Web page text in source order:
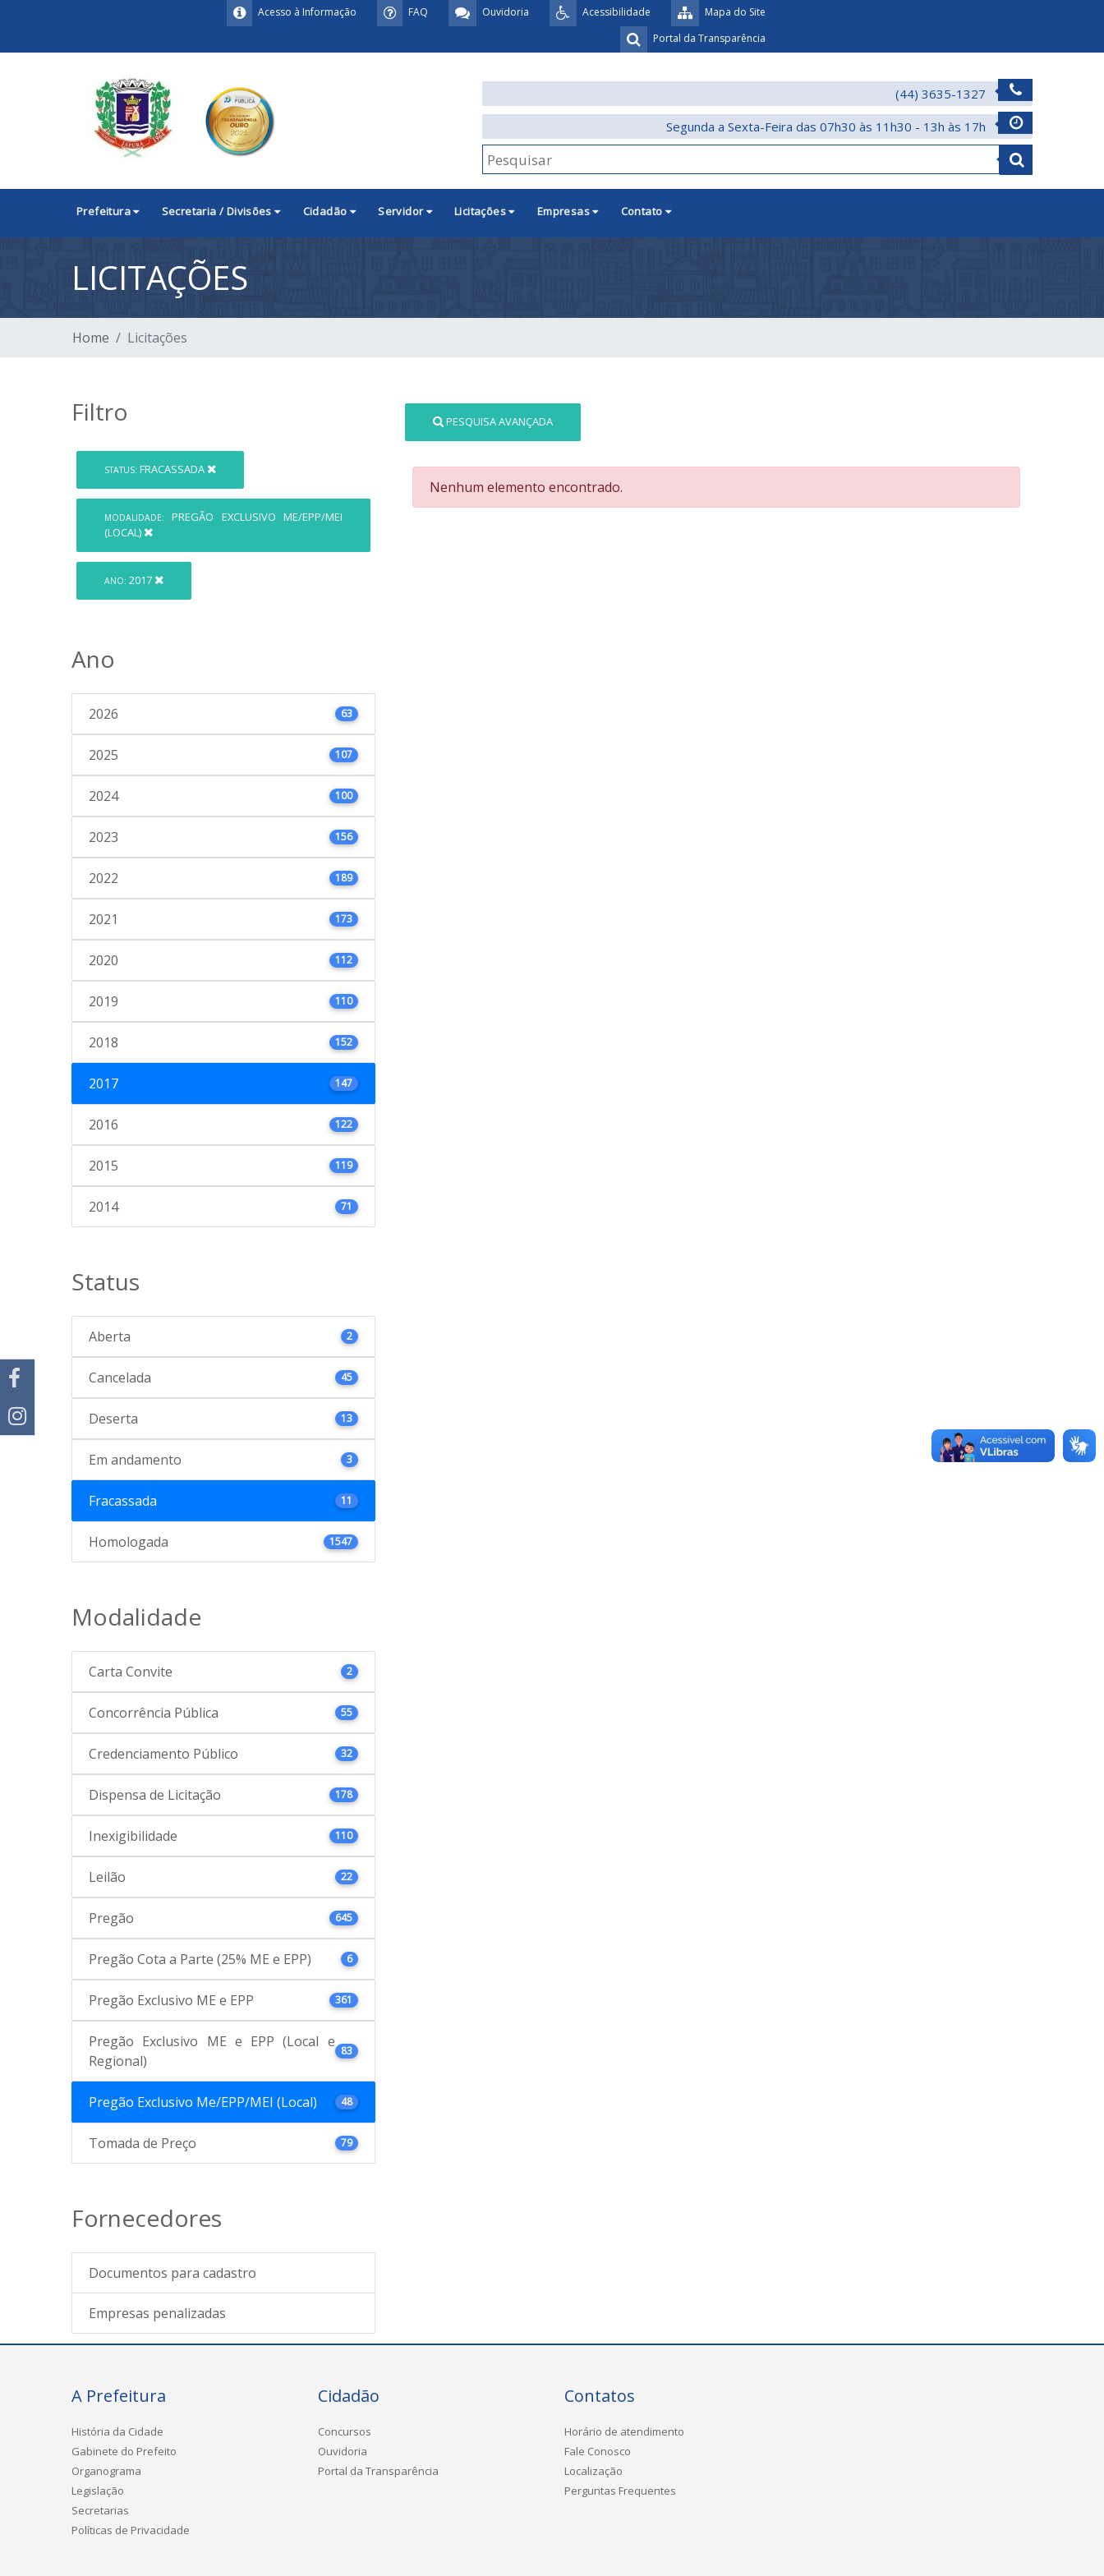
Mapa do Site
Acessibilidade
Ouvidoria
FAQ
Acesso à Informação
Portal da Transparência
(44) 3635-1327
Segunda a Sexta-Feira das 07h30 às 11h30 - 13h às 17h
Prefeitura Secretaria / Divisões Cidadão Servidor Licitações Empresas Contato
LICITAÇÕES
Home Licitações
Filtro
STATUS: FRACASSADA
MODALIDADE:
PREGÃO EXCLUSIVO ME/EPP/MEI
(LOCAL)
ANO: 2017
Ano
2026 63
2025 107
2024 100
2023 156
2022 189
2021 173
2020 112
2019 110
2018 152
2017 147
2016 122
2015 119
2014 71
Status
Aberta 2
Cancelada 45
Deserta 13
Em andamento 3
Fracassada 11
Homologada 1547
Modalidade
Carta Convite 2
Concorrência Pública 55
Credenciamento Público 32
Dispensa de Licitação 178
Inexigibilidade 110
Leilão 22
Pregão 645
Pregão Cota a Parte (25% ME e EPP) 6
Pregão Exclusivo ME e EPP 361
Pregão Exclusivo ME e EPP (Local e
Regional)
83
Pregão Exclusivo Me/EPP/MEI (Local) 48
Tomada de Preço 79
Fornecedores
Documentos para cadastro
Empresas penalizadas
PESQUISA AVANÇADA
Nenhum elemento encontrado.
A Prefeitura
História da Cidade
Gabinete do Prefeito
Organograma
Legislação
Secretarias
Políticas de Privacidade
Cidadão
Concursos
Ouvidoria
Portal da Transparência
Contatos
Horário de atendimento
Fale Conosco
Localização
Perguntas Frequentes